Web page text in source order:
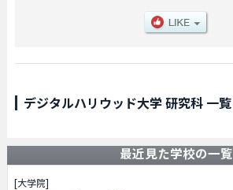
デジタルハリウッド大学 研究科 一覧
最近見た学校の一覧
[大学院]